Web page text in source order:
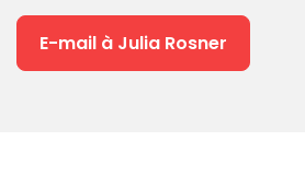
E-mail à Julia Rosner